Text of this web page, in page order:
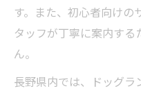
す。また、初心者向けの
タッフが丁寧に案内す
ん。
長野県内では、ドッグラ